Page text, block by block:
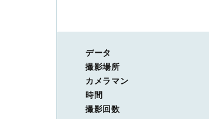
データ
撮影場所
カメラマン
時間
撮影回数